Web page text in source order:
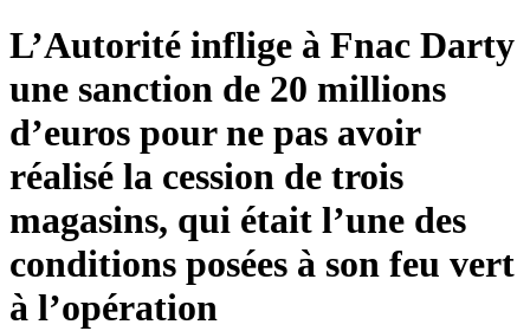
L’Autorité inflige à Fnac Darty
une sanction de 20 millions
d’euros pour ne pas avoir
réalisé la cession de trois
magasins, qui était l’une des
conditions posées à son feu vert
à l’opération